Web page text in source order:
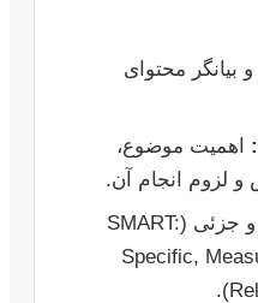
بیانگر محتوای
اهمیت موضوع،
لزوم انجام آن.
اهداف کلی و جزئی (SMART:
Specific,